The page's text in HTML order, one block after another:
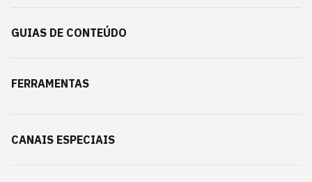
GUIAS DE CONTEÚDO
FERRAMENTAS
CANAIS ESPECIAIS